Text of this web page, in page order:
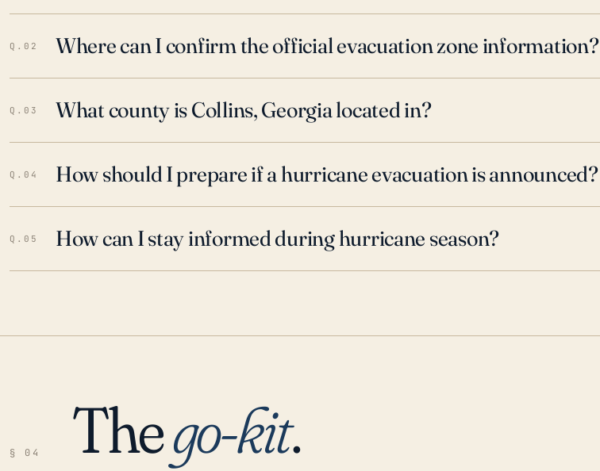
Q.02 Where can I confirm the official evacuation zone information?
Q.03 What county is Collins, Georgia located in?
Q.04 How should I prepare if a hurricane evacuation is announced?
Q.05 How can I stay informed during hurricane season?
§ 04 Thego-kit.